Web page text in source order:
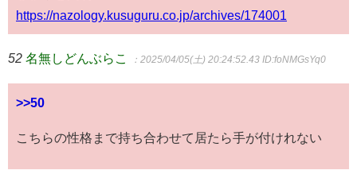
https://nazology.kusuguru.co.jp/archives/174001
52 名無しどんぶらこ ：2025/04/05(土) 20:24:52.43 ID:foNMGsYq0
>>50
こちらの性格まで持ち合わせて居たら手が付けれない